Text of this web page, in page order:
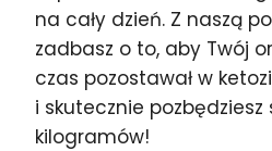
na cały dzień. Z naszą
zadbasz o to, aby Twój
czas pozostawał w
i skutecznie
kilogramów!